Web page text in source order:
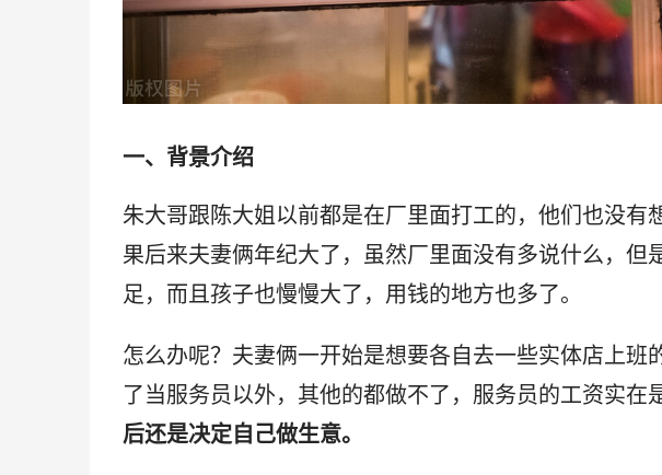
一、背景介绍
朱大哥跟陈大姐以前都是在厂里面打工的，他们也没有
果后来夫妻俩年纪大了，虽然厂里面没有多说什么，但
足，而且孩子也慢慢大了，用钱的地方也多了。
怎么办呢？夫妻俩一开始是想要各自去一些实体店上
了当服务员以外，其他的都做不了，服务员的工资实在
后还是决定自己做生意。